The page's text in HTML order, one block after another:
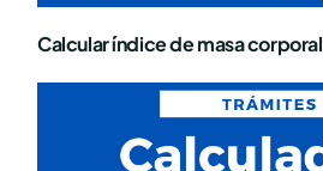
Calcular índice de masa corporal